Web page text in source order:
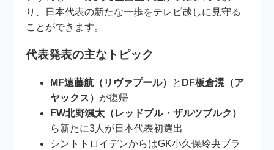
り、日本代表の新たな一歩をテレビ越しに見守る
ことができます。
代表発表の主なトピック
MF遠藤航（リヴァプール） と DF板倉滉（ア
ヤックス） が復帰
FW北野颯太（レッドブル・ザルツブルク）
ら新たに3人が日本代表初選出
シントトロイデンからはGK小久保玲央ブラ